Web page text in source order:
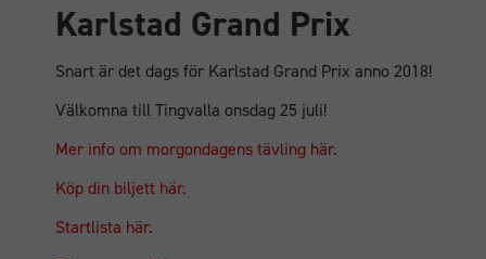
Karlstad Grand Prix
Snart är det dags för Karlstad Grand Prix anno 2018!
Välkomna till Tingvalla onsdag 25 juli!
Mer info om morgondagens tävling här.
Köp din biljett här.
Startlista här.